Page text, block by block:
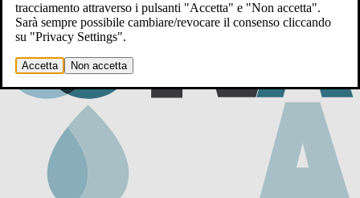
tracciamento attraverso i pulsanti "Accetta" e "Non accetta".
Sarà sempre possibile cambiare/revocare il consenso cliccando
su "Privacy Settings".
Accetta Non accetta